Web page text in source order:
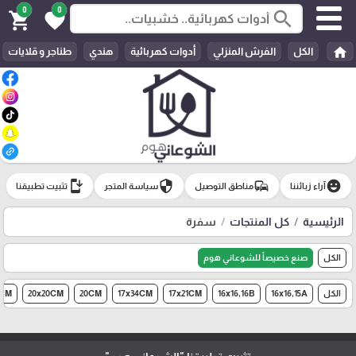
search
0
favorite
0
shopping_cart
home الكل الفرش المنزلي أدوات كهربائية هندي طناجر و قلايات
emoji_emotionsآراء زبائننا commuteمناطق التوصيل securityسياسة المتجر install_mobile تثبيت تطبيقنا
الرئيسية كل المنتجات سفرة
الكل صنع خصيصاً للشوعاني هوم
الكل 16x16,15A
16x16,16B
17x21CM
17x34CM
20CM
20x20CM